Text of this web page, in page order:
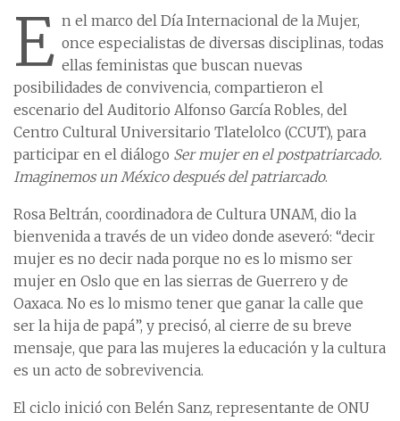
E n el marco del Día Internacional de la Mujer,
once especialistas de diversas disciplinas, todas
ellas feministas que buscan nuevas
posibilidades de convivencia, compartieron el
escenario del Auditorio Alfonso García Robles, del
Centro Cultural Universitario Tlatelolco (CCUT), para
participar en el diálogo Ser mujer en el postpatriarcado.
Imaginemos un México después del patriarcado.
Rosa Beltrán, coordinadora de Cultura UNAM, dio la
bienvenida a través de un video donde aseveró: “decir
mujer es no decir nada porque no es lo mismo ser
mujer en Oslo que en las sierras de Guerrero y de
Oaxaca. No es lo mismo tener que ganar la calle que
ser la hija de papá”, y precisó, al cierre de su breve
mensaje, que para las mujeres la educación y la cultura
es un acto de sobrevivencia.
El ciclo inició con Belén Sanz, representante de ONU